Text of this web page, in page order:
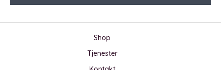
Shop
Tjenester